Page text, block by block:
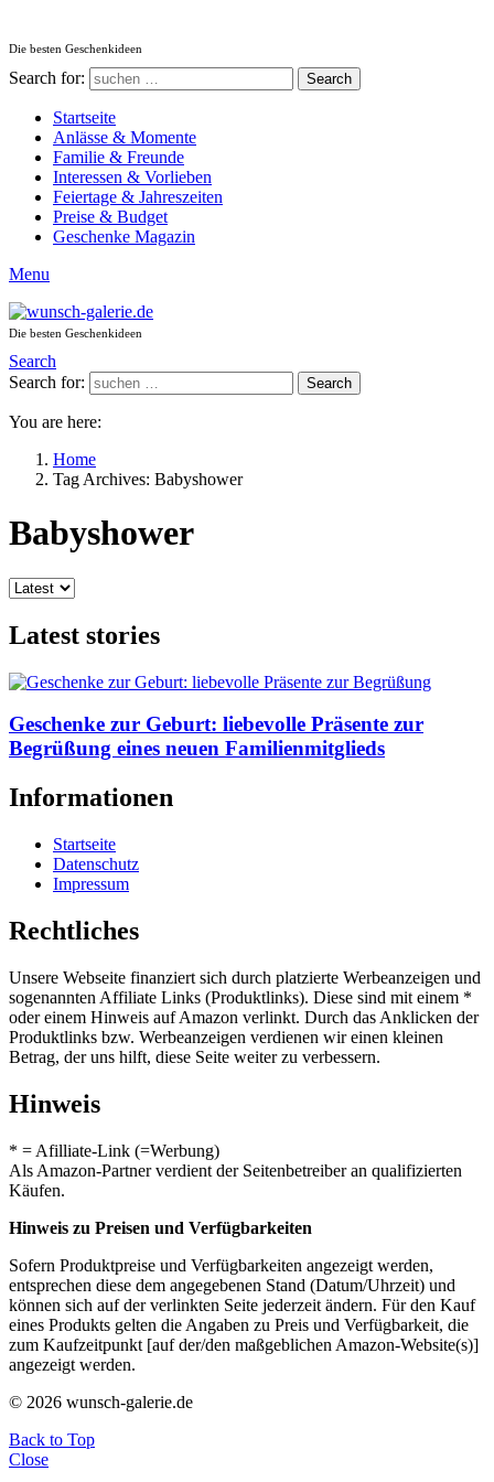
Die besten Geschenkideen
Search for: Search
Startseite
Anlässe & Momente
Familie & Freunde
Interessen & Vorlieben
Feiertage & Jahreszeiten
Preise & Budget
Geschenke Magazin
Menu
Die besten Geschenkideen
Search
Search for:
Search
You are here:
Home
Tag Archives: Babyshower
Babyshower
Latest stories
Geschenke zur Geburt: liebevolle Präsente zur
Begrüßung eines neuen Familienmitglieds
Informationen
Startseite
Datenschutz
Impressum
Rechtliches
Unsere Webseite finanziert sich durch platzierte Werbeanzeigen und
sogenannten Affiliate Links (Produktlinks). Diese sind mit einem *
oder einem Hinweis auf Amazon verlinkt. Durch das Anklicken der
Produktlinks bzw. Werbeanzeigen verdienen wir einen kleinen
Betrag, der uns hilft, diese Seite weiter zu verbessern.
Hinweis
* = Afilliate-Link (=Werbung)
Als Amazon-Partner verdient der Seitenbetreiber an qualifizierten
Käufen.
Hinweis zu Preisen und Verfügbarkeiten
Sofern Produktpreise und Verfügbarkeiten angezeigt werden,
entsprechen diese dem angegebenen Stand (Datum/Uhrzeit) und
können sich auf der verlinkten Seite jederzeit ändern. Für den Kauf
eines Produkts gelten die Angaben zu Preis und Verfügbarkeit, die
zum Kaufzeitpunkt [auf der/den maßgeblichen Amazon-Website(s)]
angezeigt werden.
© 2026 wunsch-galerie.de
Back to Top
Close